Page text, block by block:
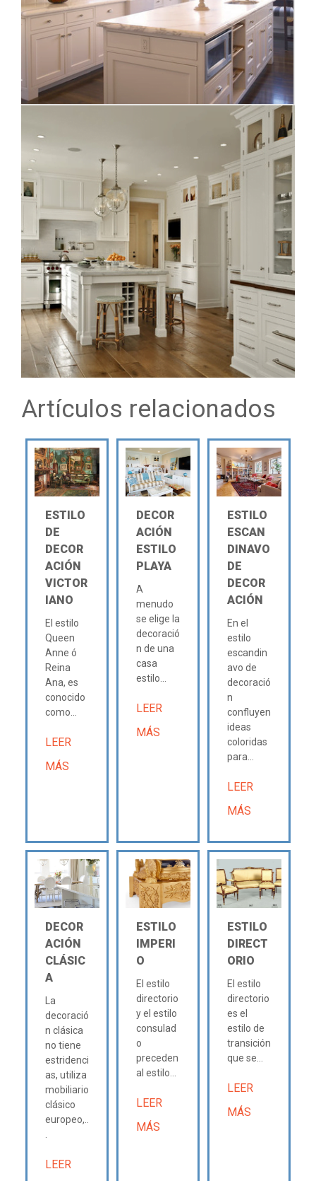
Artículos relacionados
ESTILO
DE
DECOR
ACIÓN
VICTOR
IANO
El estilo
Queen
Anne ó
Reina
Ana, es
conocido
como...
LEER
MÁS
DECOR
ACIÓN
ESTILO
PLAYA
A
menudo
se elige la
decoració
n de una
casa
estilo...
LEER
MÁS
ESTILO
ESCAN
DINAVO
DE
DECOR
ACIÓN
En el
estilo
escandin
avo de
decoració
n
confluyen
ideas
coloridas
para...
LEER
MÁS
DECOR
ACIÓN
CLÁSIC
A
La
decoració
n clásica
no tiene
estridenci
as, utiliza
mobiliario
clásico
europeo,..
LEER
ESTILO
IMPERI
O
El estilo
directorio
y el estilo
consulad
o
preceden
al estilo...
LEER
MÁS
ESTILO
DIRECT
ORIO
El estilo
directorio
es el
estilo de
transición
que se...
LEER
MÁS